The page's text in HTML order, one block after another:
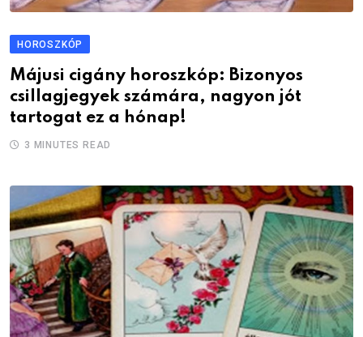
HOROSZKÓP
Májusi cigány horoszkóp: Bizonyos
csillagjegyek számára, nagyon jót
tartogat ez a hónap!
3 MINUTES READ